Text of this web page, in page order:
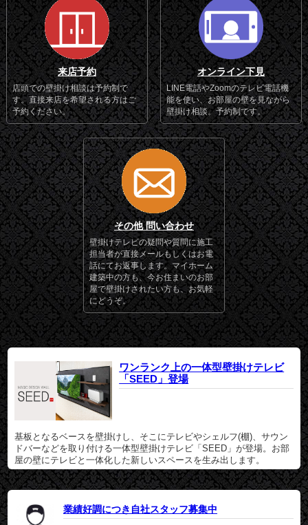
来店予約
店頭での壁掛け相談は予約制で
す。直接来店を希望される方はご
予約ください。
オンライン下見
LINE電話やZoomのテレビ電話機
能を使い、お部屋の壁を見ながら
壁掛け相談。予約制です。
その他 問い合わせ
壁掛けテレビの疑問や質問に施工
担当者が直接メールもしくはお電
話にてお返事します。マイホーム
建築中の方も、今お住まいのお部
屋で壁掛けされたい方も、お気軽
にどうぞ。
ワンランク上の一体型壁掛けテレビ
「SEED」登場
基板となるベースを壁掛けし、そこにテレビやシェルフ(棚)、サウン
ドバーなどを取り付ける一体型壁掛けテレビ「SEED」が登場。お部
屋の壁にテレビと一体化した新しいスペースを生み出します。
業績好調につき自社スタッフ募集中